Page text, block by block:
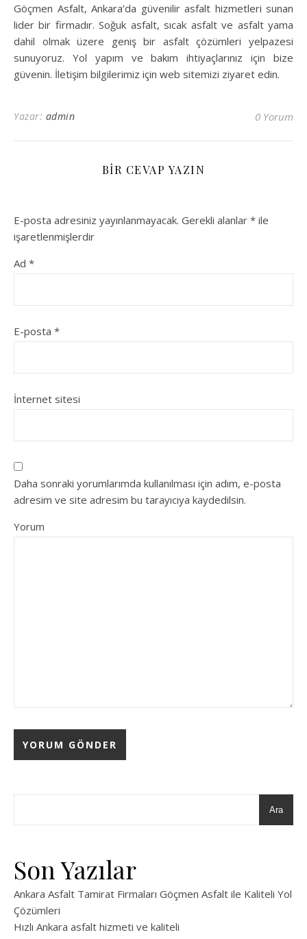
Göçmen Asfalt, Ankara’da güvenilir asfalt hizmetleri sunan
lider bir firmadır. Soğuk asfalt, sıcak asfalt ve asfalt yama
dahil olmak üzere geniş bir asfalt çözümleri yelpazesi
sunuyoruz. Yol yapım ve bakım ihtiyaçlarınız için bize
güvenin. İletişim bilgilerimiz için web sitemizi ziyaret edin.
Yazar: admin 0 Yorum
BIR CEVAP YAZIN
E-posta adresiniz yayınlanmayacak. Gerekli alanlar * ile
işaretlenmişlerdir
Ad *
E-posta *
İnternet sitesi
Daha sonraki yorumlarımda kullanılması için adım, e-posta
adresim ve site adresim bu tarayıcıya kaydedilsin.
Yorum
Ara
Son Yazılar
Ankara Asfalt Tamirat Firmaları Göçmen Asfalt ile Kaliteli Yol
Çözümleri
Hızlı Ankara asfalt hizmeti ve kaliteli